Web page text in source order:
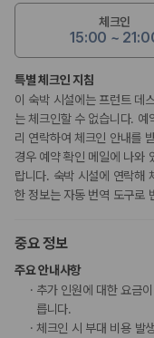
체크인
15:00 ~
특별 체크인 지침
이 숙박 시설에는 프런트 데
는 체크인할 수 없습니다. 예
리 연락하여 체크인 안내를
경우 예약 확인 메일에 나와
랍니다. 숙박 시설에 연락해
한 정보는 자동 번역 도구로
중요 정보
주요 안내사항
추가 인원에 대한 요금
릅니다.
체크인 시 부대 비용 발